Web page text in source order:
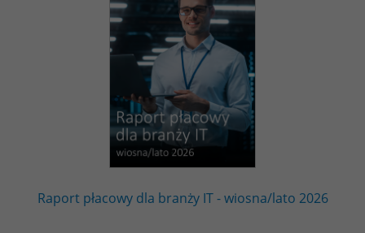
Raport płacowy dla branży IT - wiosna/lato 2026